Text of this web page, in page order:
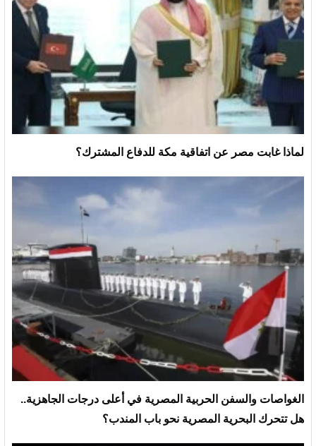
لماذا غابت مصر عن اتفاقية مكة للدفاع المشترك؟
الغواصات والسفن الحربية المصرية في أعلى درجات الجاهزية..
هل تتحرك البحرية المصرية نحو باب المندب؟